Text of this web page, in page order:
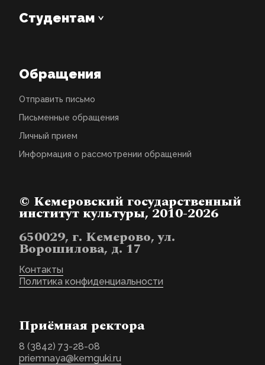
Студентам
Обращения
Отправить письмо
Письменные обращения
Личный прием
Информация о рассмотрении обращений
© Кемеровский государственный
институт культуры, 2010-2026
650029, г. Кемерово, ул.
Ворошилова, д. 17
Контакты
Политика конфиденциальности
Приёмная ректора
8 (3842) 73-28-08
priemnaya@kemguki.ru